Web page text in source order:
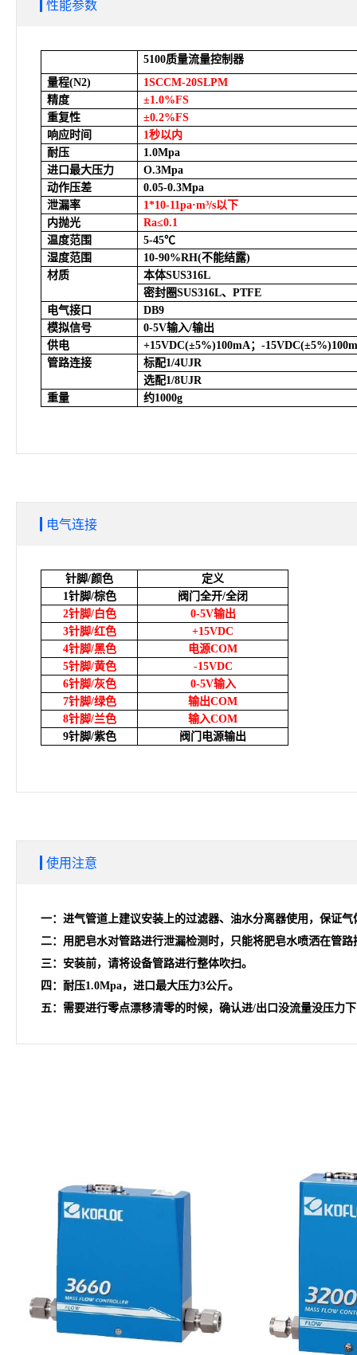
性能参数
5100质量流量控制器
量程(N2)
1SCCM-20SLPM
精度
±1.0%FS
重复性
±0.2%FS
响应时间
1秒以内
耐压
1.0Mpa
进口最大压力
O.3Mpa
动作压差
0.05-0.3Mpa
泄漏率
1*10-11pa·m³/s以下
内抛光
Ra≤0.1
温度范围
5-45℃
湿度范围
10-90%RH(不能结露)
材质
本体SUS316L
密封圈SUS316L、PTFE
电气接口
DB9
模拟信号
0-5V输入/输出
供电
+15VDC(±5%)100mA；-
管路连接
标配1/4UJR
选配1/8UJR
重量
约1000g
电气连接
针脚/颜色
定义
1针脚/棕色
阀门全开/全闭
2针脚/白色 0-5V输出
3针脚/红色
+15VDC
4针脚/黑色
电源COM
5针脚/黄色
-15VDC
6针脚/灰色 0-5V输入
7针脚/绿色
输出COM
8针脚/兰色
输入COM
9针脚/紫色 阀门电源输出
使用注意
一：进气管道上建议安装上的过滤器、油水分离器使用，保证
二：用肥皂水对管路进行泄漏检测时，只能将肥皂水喷洒在管
三：安装前，请将设备管路进行整体吹扫。
四：耐压1.0Mpa，进口最大压力3公斤。
五：需要进行零点漂移清零的时候，确认进/出口没流量没压力